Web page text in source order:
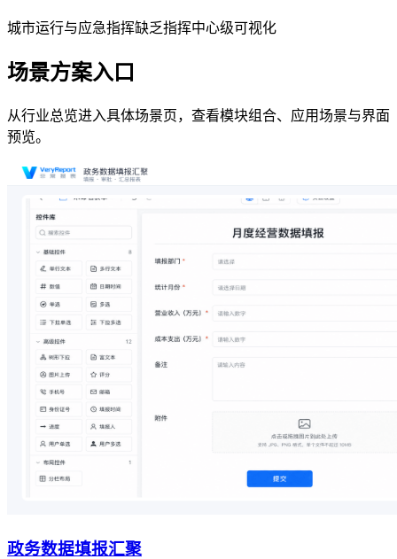
城市运行与应急指挥缺乏指挥中心级可视化
场景方案入口
从行业总览进入具体场景页，查看模块组合、应用场景与界面
预览。
政务数据填报汇聚